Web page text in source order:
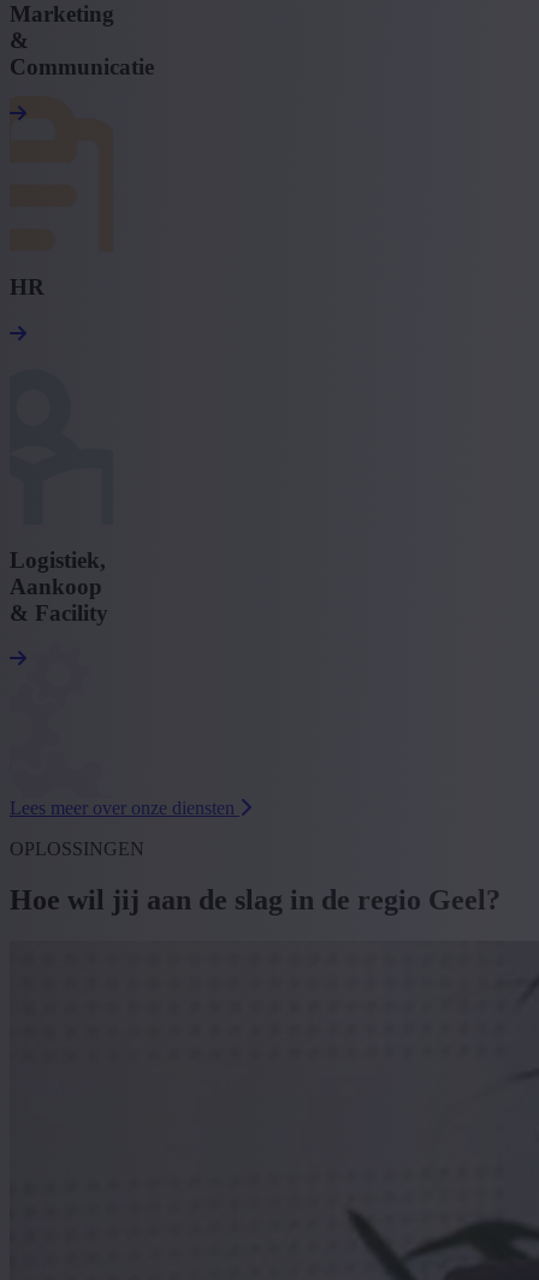
Marketing
&
Communicatie
HR
Logistiek,
Aankoop
& Facility
Lees meer over onze diensten
OPLOSSINGEN
Hoe wil jij aan de slag in de regio Geel?